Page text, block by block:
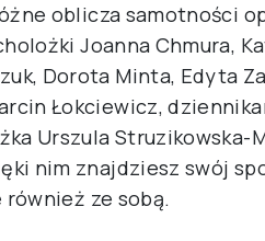
oblicza samotności
Joanna Chmura,
Dorota Minta, Edyta
Łokciewicz,
Urszula Struzikowska-
nim znajdziesz swój
ze sobą.